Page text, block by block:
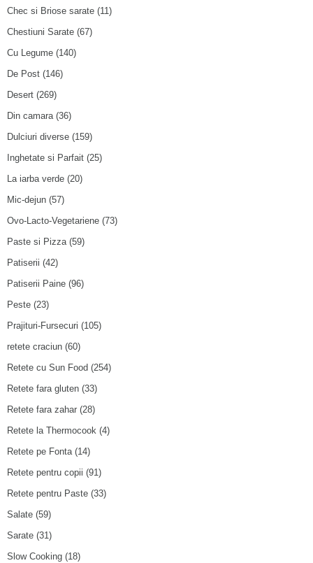
Chec si Briose sarate (11)
Chestiuni Sarate (67)
Cu Legume (140)
De Post (146)
Desert (269)
Din camara(36)
Dulciuri diverse (159)
Inghetate si Parfait (25)
La iarba verde (20)
Mic-dejun (57)
Ovo-Lacto-Vegetariene (73)
Paste si Pizza(59)
Patiserii (42)
Patiserii Paine (96)
Peste (23)
Prajituri-Fursecuri (105)
retete craciun (60)
Retete cu Sun Food (254)
Retete fara gluten (33)
Retete fara zahar (28)
Retete la Thermocook (4)
Retete pe Fonta(14)
Retete pentru copii (91)
Retete pentru Paste (33)
Salate (59)
Sarate (31)
Slow Cooking (18)